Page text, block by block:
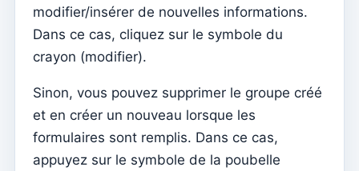
Confirmation
Baptêmes
Tesouraria
Comptes courants
Types de documents
modifier/insérer de nouvelles informations.
Dans ce cas, cliquez sur le symbole du
crayon (modifier).
Sinon, vous pouvez supprimer le groupe créé
et en créer un nouveau lorsque les
formulaires sont remplis. Dans ce cas,
appuyez sur le symbole de la poubelle